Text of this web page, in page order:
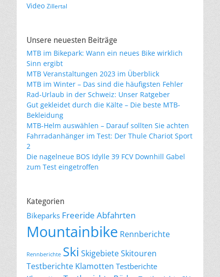
Video Zillertal
Unsere neuesten Beiträge
MTB im Bikepark: Wann ein neues Bike wirklich
Sinn ergibt
MTB Veranstaltungen 2023 im Überblick
MTB im Winter – Das sind die häufigsten Fehler
Rad-Urlaub in der Schweiz: Unser Ratgeber
Gut gekleidet durch die Kälte – Die beste MTB-
Bekleidung
MTB-Helm auswählen – Darauf sollten Sie achten
Fahrradanhänger im Test: Der Thule Chariot Sport
2
Die nagelneue BOS Idylle 39 FCV Downhill Gabel
zum Test eingetroffen
Kategorien
Bikeparks Freeride Abfahrten
Mountainbike Rennberichte
Rennberichte Ski SkigebieteSkitouren
Testberichte Klamotten Testberichte